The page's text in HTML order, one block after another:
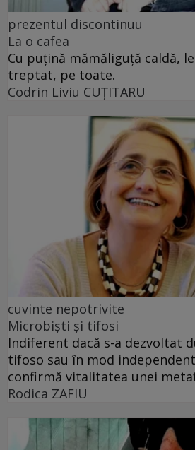
prezentul discontinuu
La o cafea
Cu puţină mămăliguţă caldă,
treptat, pe toate.
Codrin Liviu CUŢITARU
cuvinte nepotrivite
Microbiști și tifosi
Indiferent dacă s-a dezvoltat
tifoso sau în mod
confirmă vitalitatea unei
Rodica ZAFIU